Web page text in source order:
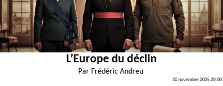
L’Europe du déclin
Par Frédéric Andreu
30 novembre 2025 20:00